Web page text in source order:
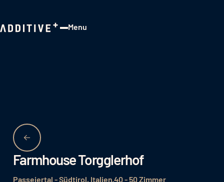
Menu
Farmhouse Torgglerhof
Passeiertal - Südtirol, Italien 40 - 50 Zimmer